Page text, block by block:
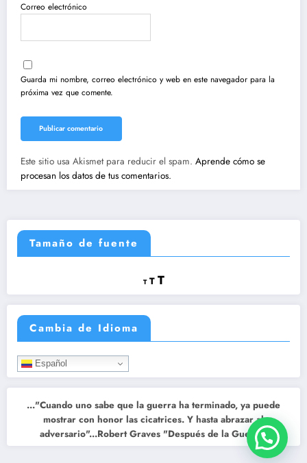
Correo electrónico
Guarda mi nombre, correo electrónico y web en este navegador para la
próxima vez que comente.
Este sitio usa Akismet para reducir el spam. Aprende cómo se
procesan los datos de tus comentarios.
Tamaño de fuente
T
Reducir
tamaño
de
fuente.
TRestablecer
de
TAumentar
tamaño
fuente.
Cambia de Idioma
Español
..."Cuando uno sabe que la guerra ha terminado, ya puede
mostrar con honor las cicatrices. Y hasta abrazar al
adversario"...Robert Graves "Después de la Guerra"